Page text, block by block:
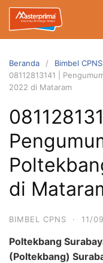
Langsung
konten
Beranda
Bimbel CPNS
08112813141 |
2022 di Mataram
di
BIMBEL CPNS · 11/
Poltekbang
(Poltekbang)